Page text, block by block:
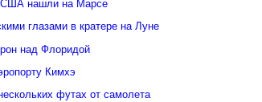
США нашли на Марсе
глазами в кратере на Луне
над Флоридой
Кимхэ
футах от самолета